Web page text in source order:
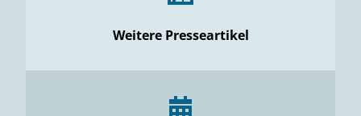
Weitere Presseartikel